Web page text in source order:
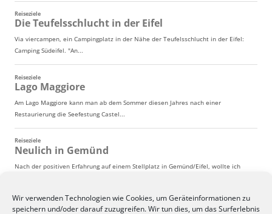
Wir verwenden Technologien wie Cookies, um Geräteinformationen zu
speichern und/oder darauf zuzugreifen. Wir tun dies, um das Surferlebnis